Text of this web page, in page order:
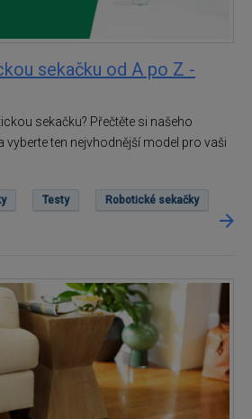
sekačku od A po Z -
sekačku? Přečtěte si našeho
ten nejvhodnější model pro vaši
Testy Robotické sekačky